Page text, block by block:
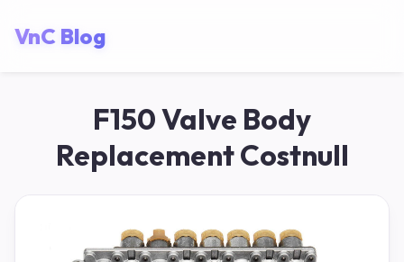
VnC Blog
F150 Valve Body
Replacement Costnull